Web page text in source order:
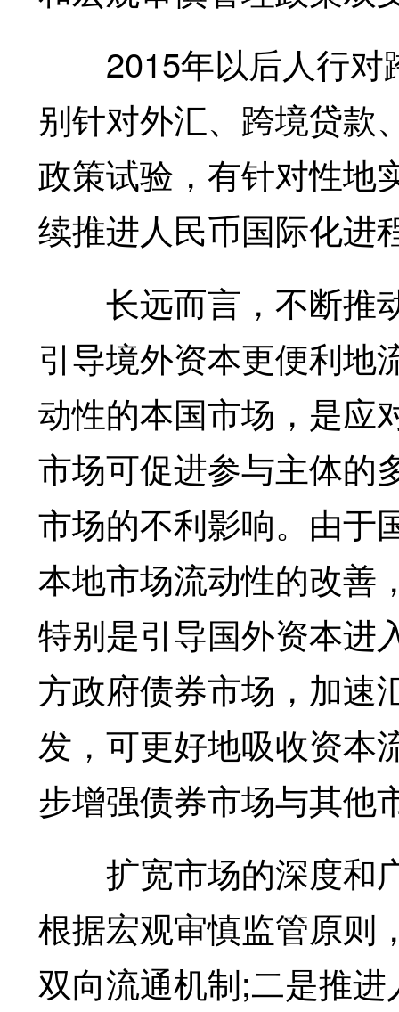
2015年以后人行对
别针对外汇、跨境贷款
政策试验，有针对性地
续推进人民币国际化进
长远而言，不断推
引导境外资本更便利地
动性的本国市场，是应
市场可促进参与主体的
市场的不利影响。由于
本地市场流动性的改善
特别是引导国外资本进
方政府债券市场，加速
发，可更好地吸收资本
步增强债券市场与其他
扩宽市场的深度和
根据宏观审慎监管原则
双向流通机制;二是推